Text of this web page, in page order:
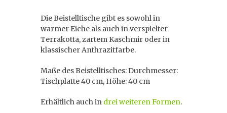
Die Beistelltische gibt es sowohl in
warmer Eiche als auch in verspielter
Terrakotta, zartem Kaschmir oder in
klassischer Anthrazitfarbe.
Maße des Beistelltisches: Durchmesser:
Tischplatte 40 cm, Höhe: 40 cm
Erhältlich auch in drei weiteren Formen.